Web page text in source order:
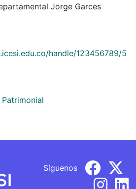
Jorge Garces
handle/123456789/5
Síguenos